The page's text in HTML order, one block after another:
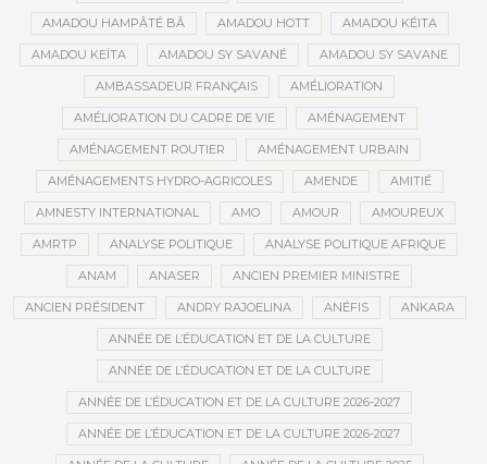
AMADOU HAMPÂTÉ BÂ AMADOU HOTT AMADOU KÉITA
AMADOU KEÏTA AMADOU SY SAVANÉ AMADOU SY SAVANE
AMBASSADEUR FRANÇAIS AMÉLIORATION
AMÉLIORATION DU CADRE DE VIE AMÉNAGEMENT
AMÉNAGEMENT ROUTIER AMÉNAGEMENT URBAIN
AMÉNAGEMENTS HYDRO-AGRICOLES AMENDE AMITIÉ
AMNESTY INTERNATIONAL AMO AMOUR AMOUREUX
AMRTP ANALYSE POLITIQUE ANALYSE POLITIQUE AFRIQUE
ANAM ANASER ANCIEN PREMIER MINISTRE
ANCIEN PRÉSIDENT ANDRY RAJOELINA ANÉFIS ANKARA
ANNÉE DE L’ÉDUCATION ET DE LA CULTURE
ANNÉE DE L’ÉDUCATION ET DE LA CULTURE
ANNÉE DE L’ÉDUCATION ET DE LA CULTURE 2026-2027
ANNÉE DE L’ÉDUCATION ET DE LA CULTURE 2026-2027